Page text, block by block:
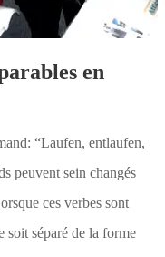
en
“Laufen, entlaufen,
peuvent sein changés
ces verbes sont
soit séparé de la forme